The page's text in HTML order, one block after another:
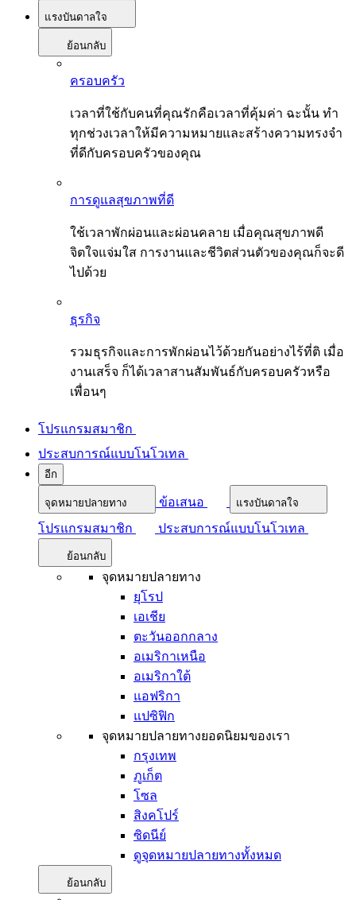
แรงบันดาลใจ
ย้อนกลับ
ครอบครัว
เวลาที่ใช้กับคนที่คุณรักคือเวลาที่คุ้มค่า ฉะนั้น ทำ
ทุกช่วงเวลาให้มีความหมายและสร้างความทรงจำ
ที่ดีกับครอบครัวของคุณ
การดูแลสุขภาพที่ดี
ใช้เวลาพักผ่อนและผ่อนคลาย เมื่อคุณสุขภาพดี
จิตใจแจ่มใส การงานและชีวิตส่วนตัวของคุณก็จะดี
ไปด้วย
ธุรกิจ
รวมธุรกิจและการพักผ่อนไว้ด้วยกันอย่างไร้ที่ติ เมื่อ
งานเสร็จ ก็ได้เวลาสานสัมพันธ์กับครอบครัวหรือ
เพื่อนๆ
โปรแกรมสมาชิก
ประสบการณ์แบบโนโวเทล
อีก
จุดหมายปลายทาง ข้อเสนอ แรงบันดาลใจ
โปรแกรมสมาชิก ประสบการณ์แบบโนโวเทล
ย้อนกลับ
จุดหมายปลายทาง
ยุโรป
เอเชีย
ตะวันออกกลาง
อเมริกาเหนือ
อเมริกาใต้
แอฟริกา
แปซิฟิก
จุดหมายปลายทางยอดนิยมของเรา
กรุงเทพ
ภูเก็ต
โซล
สิงคโปร์
ซิดนีย์
ดูจุดหมายปลายทางทั้งหมด
ย้อนกลับ